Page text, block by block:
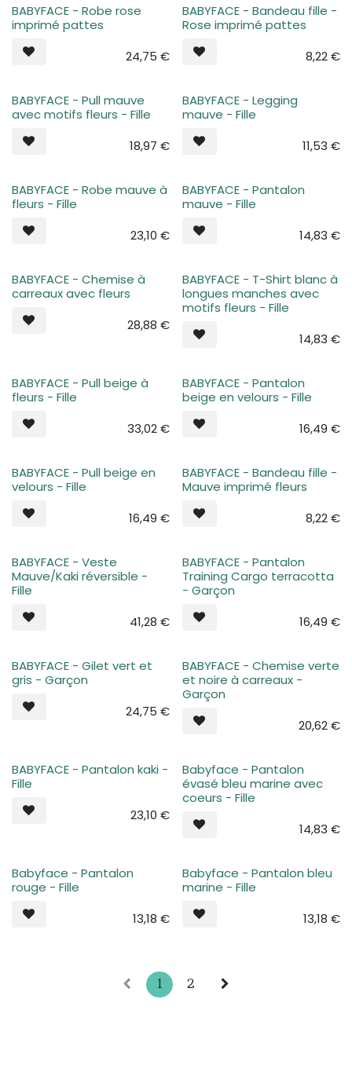
Plus de stock
BABYFACE - Robe rose
imprimé pattes
24,75 € Plus de stock
BABYFACE - Bandeau fille -
Rose imprimé pattes
8,22€
Plus de stock
BABYFACE - Pull mauve
avec motifs fleurs - Fille
18,97 € Plus de stock
BABYFACE - Legging
mauve - Fille
11,53 €
Plus de stock
BABYFACE - Robe mauve à
fleurs - Fille
23,10 € Plus de stock
BABYFACE - Pantalon
mauve - Fille
14,83 €
Plus de stock
BABYFACE - Chemise à
carreaux avec fleurs
28,88 € Plus de stock
BABYFACE - T-Shirt blanc à
longues manches avec
motifs fleurs - Fille
14,83 €
Plus de stock
BABYFACE - Pull beige à
fleurs - Fille
33,02€ Plus de stock
BABYFACE - Pantalon
beige en velours - Fille
16,49 €
Plus de stock
BABYFACE - Pull beige en
velours - Fille
16,49 € Plus de stock
BABYFACE - Bandeau fille -
Mauve imprimé fleurs
8,22€
Plus de stock
BABYFACE - Veste
Mauve/Kaki réversible -
Fille
41,28 €
Plus de stock
BABYFACE - Pantalon
Training Cargo terracotta
- Garçon
16,49 €
Plus de stock
BABYFACE - Gilet vert et
gris - Garçon
24,75 € Plus de stock
BABYFACE - Chemise verte
et noire à carreaux -
Garçon
20,62€
Plus de stock
BABYFACE - Pantalon kaki -
Fille
23,10 € Plus de stock
Babyface - Pantalon
évasé bleu marine avec
coeurs - Fille
14,83 €
Plus de stock
Babyface - Pantalon
rouge - Fille
13,18 € Plus de stock
Babyface - Pantalon bleu
marine - Fille
13,18 €
1 2